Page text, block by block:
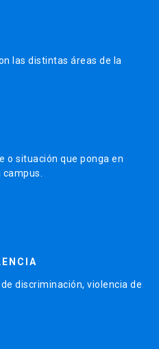
las distintas áreas de la
o situación que ponga en
discriminación, violencia de